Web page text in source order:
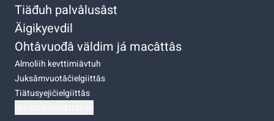
Tiäđuh palvâlusâst
Äigikyevdil
Ohtâvuođâ väldim já macâttâs
Almoliih kevttimiävtuh
Juksâmvuotâčielgiittâs
Tiätusyejičielgiittâs